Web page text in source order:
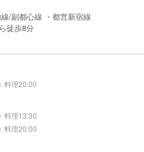
/副都⼼線 ・都営新宿線
徒歩8分
料理20:00
料理13:30
料理20:00